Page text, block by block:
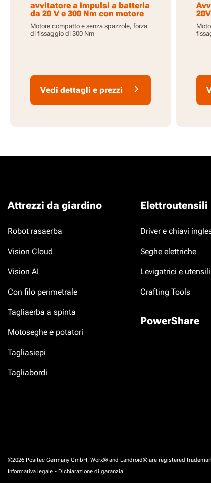
avvitatore a impulsi a batteria
da 20 V e 300 Nm con motore
brushless - Solo utensile
Motore compatto e senza spazzole, forza
di fissaggio di 300 Nm
Vedi dettagli e prezzi
Attrezzi da giardino
Robot rasaerba
Vision Cloud
Vision AI
Con filo perimetrale
Tagliaerba a spinta
Motoseghe e potatori
Tagliasiepi
Tagliabordi
Elettroutensili
Driver e chiavi
Seghe elettriche
Levigatrici e
Crafting Tools
PowerShare
©2026 Positec Germany GmbH, Worx® and Landroid® are registered
Informativa legale - Dichiarazione di garanzia